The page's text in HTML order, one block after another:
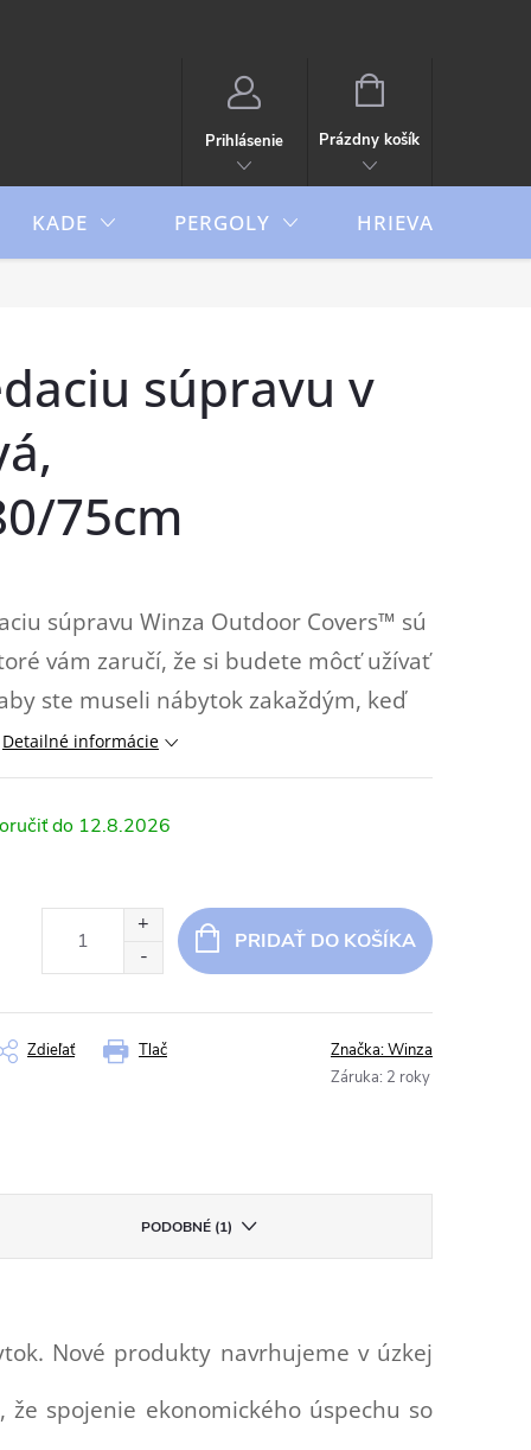
Prihlásenie
NÁKUPNÝ
Prázdny košík
KADE PERGOLY HRIEVAČE
súpravu v
75cm
súpravu Winza Outdoor Covers™ sú
vám zaručí, že si budete môcť užívať
ste museli nábytok zakaždým, keď
Detailné informácie
12.8.2026
PRIDAŤ DO KOŠÍKA
Tlač
Zdieľať Značka:Winza
Záruka: 2 roky
PODOBNÉ (1)
Nové produkty navrhujeme v úzkej
spojenie ekonomického úspechu so